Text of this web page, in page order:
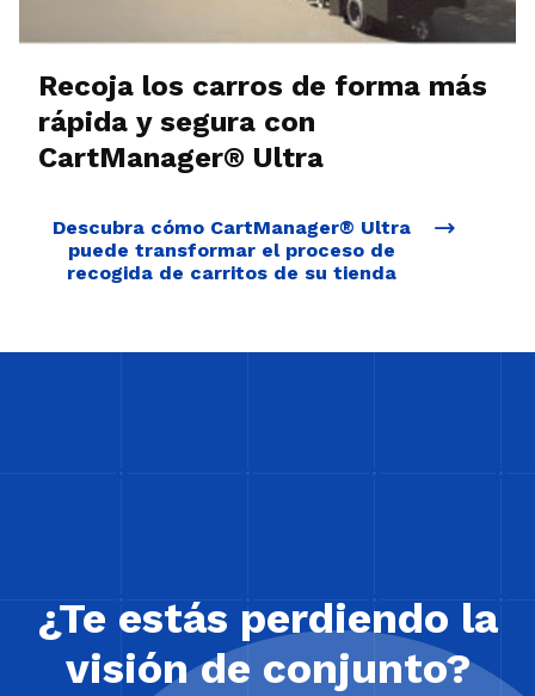
Recoja los carros de forma más
rápida y segura con
CartManager® Ultra
Descubra cómo CartManager® Ultra
puede transformar el proceso de
recogida de carritos de su tienda
¿Te estás perdiendo la
visión de conjunto?